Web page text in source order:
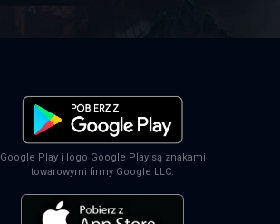
Google Play i logo Google Play są znakami
towarowymi firmy Google LLC.